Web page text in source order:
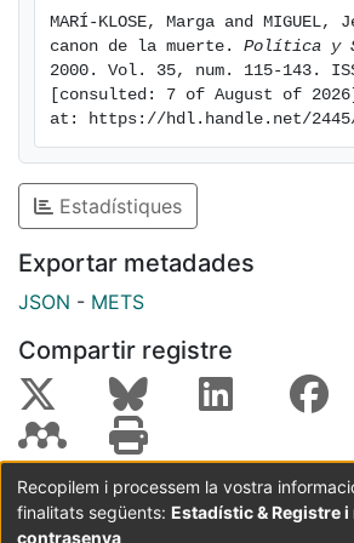
MARÍ-KLOSE, Marga and
canon de la muerte. Política y
2000. Vol. 35, num. 115-143.
[consulted: 7 of August of
at: https://hdl.handle.net/2445/
Estadístiques
Exportar metadades
JSON - METS
Compartir registre
Coordinació:CRAI UB Avís legal
Metadades
subjectes a:
Recopilem i processem la vostra
finalitats següents: Estadístic & Registre
contrasenya